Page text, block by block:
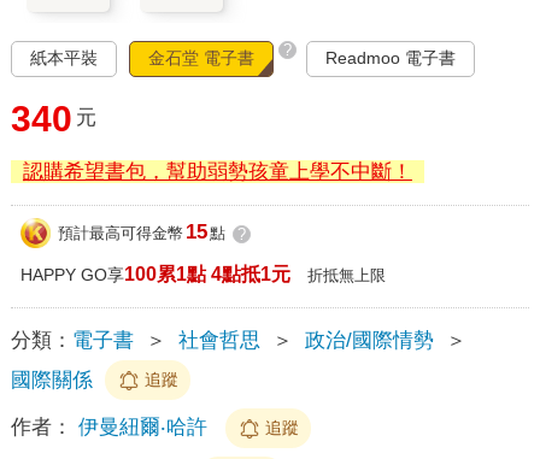
紙本平裝 金石堂 電子書 ? Readmoo 電子書
340 元
認購希望書包，幫助弱勢孩童上學不中斷！
預計最高可得金幣 15點 ?
HAPPY GO享100累1點 4點抵1元 折抵無上限
分類： 電子書 ＞ 社會哲思 ＞ 政治/國際情勢
＞
國際關係
追蹤
作者： 伊曼紐爾‧哈許 追蹤